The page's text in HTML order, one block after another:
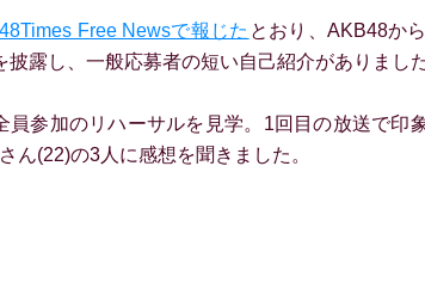
48Times Free Newsで報じた とおり、AKB48か
露し、一般応募者の短い自己紹介がありました
参加のリハーサルを見学。1回目の放送で印
ん(22)の3人に感想を聞きました。